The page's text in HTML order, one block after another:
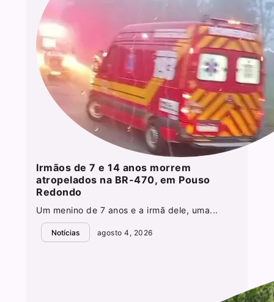
Irmãos de 7 e 14 anos morrem
atropelados na BR-470, em Pouso
Redondo
Um menino de 7 anos e a irmã dele, uma...
Notícias agosto 4, 2026